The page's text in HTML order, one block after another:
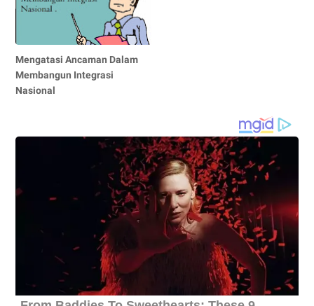
Mengatasi Ancaman Dalam
Membangun Integrasi
Nasional